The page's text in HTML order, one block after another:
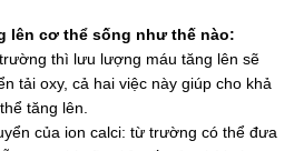
lên cơ thể sống như thế nào:
thì lưu lượng máu tăng lên sẽ
tải oxy, cả hai việc này giúp cho khả
tăng lên.
của ion calci: từ trường có thể đưa